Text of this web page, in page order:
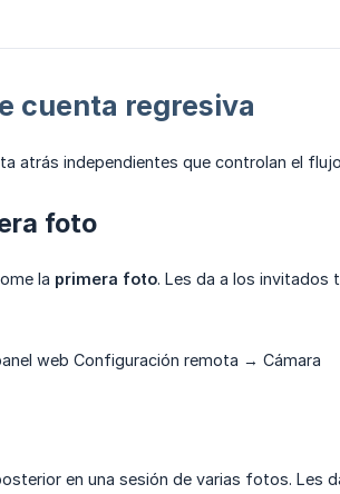
cuenta regresiva
atrás independientes que controlan el
foto
la primera foto. Les da a los invitados
web Configuración remota → Cámara
en una sesión de varias fotos. Les